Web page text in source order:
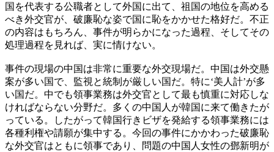
国を代表する公職者として外国に出て、祖国の地位を高める
べき外交官が、破廉恥な姿で国に恥をかかせた格好だ。不正
の内容はもちろん、事件が明らかになった過程、そしてその
処理過程を見れば、実に情けない。
事件の現場の中国は非常に重要な外交現場だ。中国は外交懸
案が多い国で、監視と統制が厳しい国だ。特に‘美人計’が多
い国だ。中でも領事業務は外交官として最も慎重に対応しな
ければならない分野だ。多くの中国人が韓国に来て働きたが
っている。したがって韓国行きビザを発給する領事業務には
各種利権や請願が集中する。今回の事件にかかわった破廉恥
な外交官はともに領事であり、問題の中国人女性の鄧新明が